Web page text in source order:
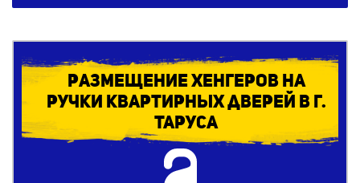
Размещение хенгеров на
ручки квартирных дверей в г.
Таруса